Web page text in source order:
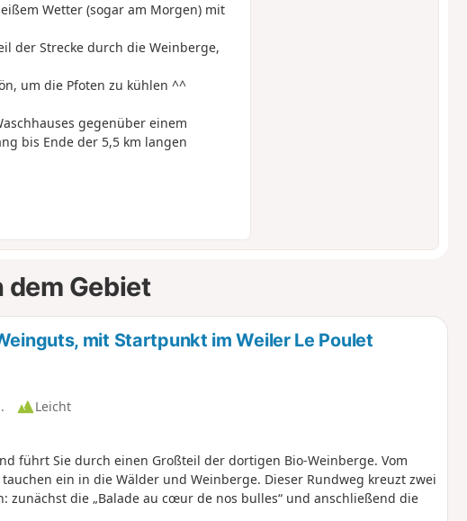
Wetter (sogar am Morgen) mit
der Strecke durch die Weinberge,
um die Pfoten zu kühlen ^^
gegenüber einem
bis Ende der 5,5 km langen
Gebiet
mit Startpunkt im Weiler Le Poulet
Leicht
führt Sie durch einen Großteil der dortigen Bio-Weinberge. Vom
ein in die Wälder und Weinberge. Dieser Rundweg kreuzt zwei
zunächst die „Balade au cœur de nos bulles“ und anschließend die